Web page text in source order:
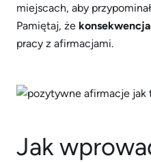
miejscach, aby
Pamiętaj, że konsekwencja
pracy z afirmacjami.
Jak